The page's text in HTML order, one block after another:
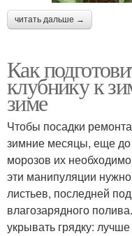
читать дальше →
Как
клубнику к
зиме
Чтобы посадки
зимние месяцы, еще до
морозов их
эти манипуляции
листьев, последней
влагозарядного
укрывать грядку: